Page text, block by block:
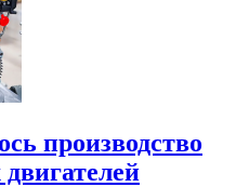
производство